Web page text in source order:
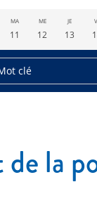
MA
11
ME
12
JE
13
de la